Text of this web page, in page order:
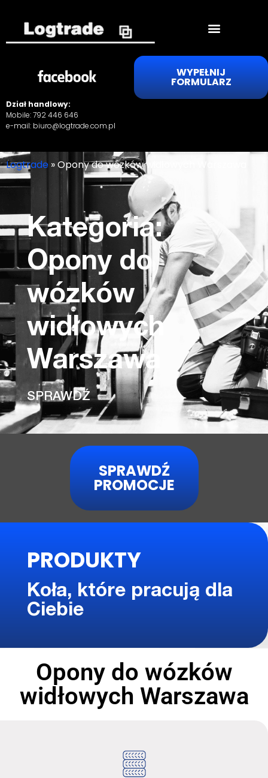
WYPEŁNIJ
FORMULARZ
Dział handlowy:
Mobile:792 446 646
e-mail: biuro@logtrade.com.pl
Logtrade »Opony do wózków widłowych Warszawa
Kategoria:
Opony do
wózków
widłowych
Warszawa
SPRAWDŹ
SPRAWDŹ
PROMOCJE
PRODUKTY
Koła, które pracują dla
Ciebie
Opony do wózków
widłowych Warszawa